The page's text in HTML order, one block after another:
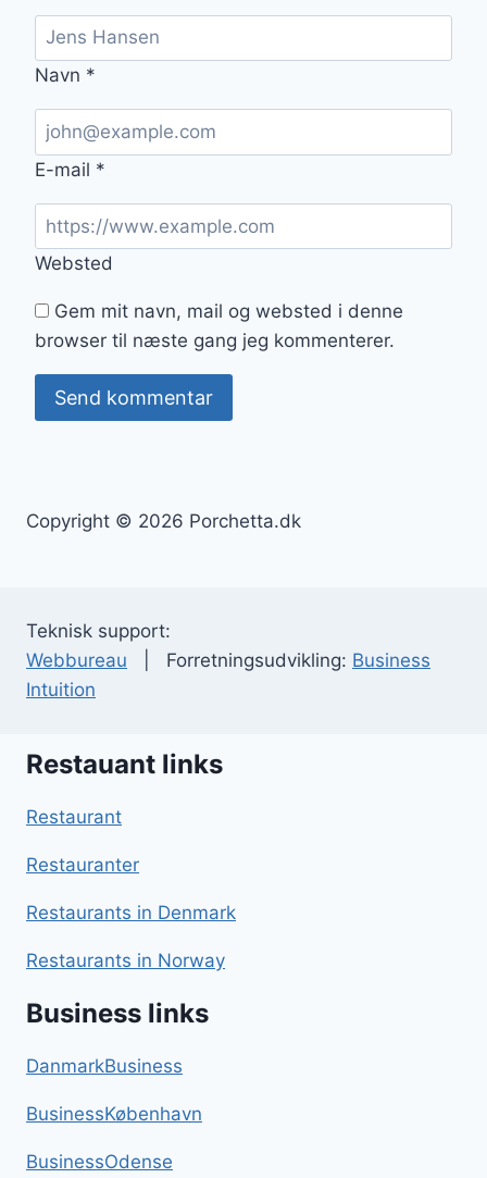
Navn *
E-mail *
Websted
Gem mit navn, mail og websted i denne
browser til næste gang jeg kommenterer.
Copyright © 2026 Porchetta.dk
Teknisk support:
Webbureau | Forretningsudvikling: Business
Intuition
Restauant links
Restaurant
Restauranter
Restaurants in Denmark
Restaurants in Norway
Business links
DanmarkBusiness
BusinessKøbenhavn
BusinessOdense